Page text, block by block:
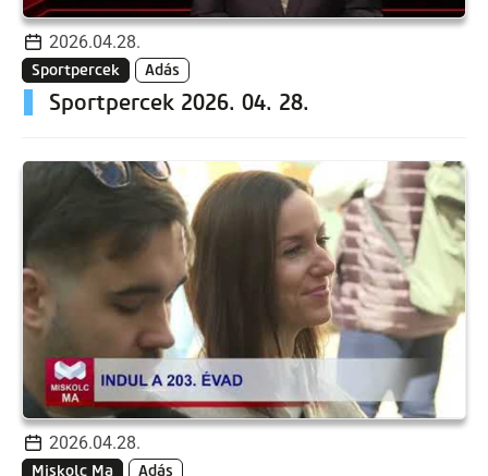
2026.04.28.
Sportpercek Adás
Sportpercek 2026. 04. 28.
2026.04.28.
Miskolc Ma Adás